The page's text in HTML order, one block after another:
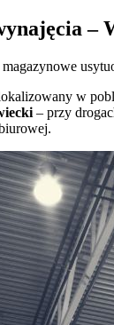
–
w
– przy